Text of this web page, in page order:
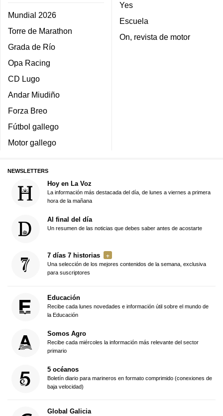
Mundial 2026
Torre de Marathon
Grada de Río
Opa Racing
CD Lugo
Andar Miudiño
Forza Breo
Fútbol gallego
Motor gallego
Yes
Escuela
On, revista de motor
NEWSLETTERS
Hoy en La Voz
La información más destacada del día, de lunes a viernes a primera
hora de la mañana
Al final del día
Un resumen de las noticias que debes saber antes de acostarte
7 días 7 historias
Una selección de los mejores contenidos de la semana, exclusiva
para suscriptores
Educación
Recibe cada lunes novedades e información útil sobre el mundo de
la Educación
Somos Agro
Recibe cada miércoles la información más relevante del sector
primario
5 océanos
Boletín diario para marineros en formato comprimido (conexiones de
baja velocidad)
Global Galicia